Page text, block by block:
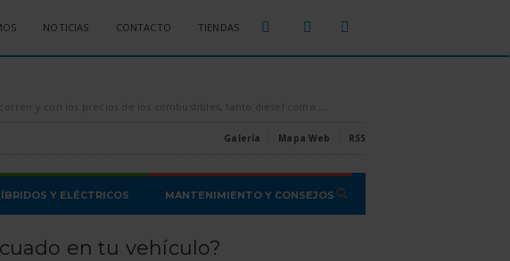
NOTICIAS CONTACTO TIENDAS
los combustibles, tanto diésel como gasolina, disparados por los aires, es conveniente intentar ahorrar todo el combustible que se pueda, [...]
Galería Mapa Web RSS
Y ELÉCTRICOS MANTENIMIENTO Y CONSEJOS
en tu vehículo?